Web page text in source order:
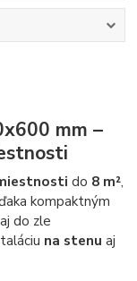
mm –
do 8 m²,
kompaktným
do zle
na stenu aj